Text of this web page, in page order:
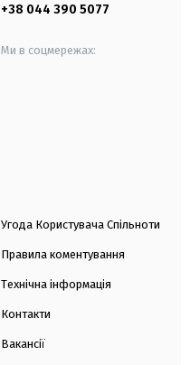
+38 044 390 5077
Ми в соцмережах:
Угода Користувача Спільноти
Правила коментування
Технічна інформація
Контакти
Вакансії